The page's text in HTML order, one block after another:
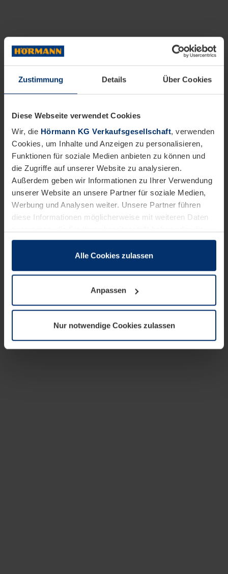
Zustimmung Details Über Cookies
Diese Webseite verwendet Cookies
Wir, die Hörmann KG Verkaufsgesellschaft, verwenden
Cookies, um Inhalte und Anzeigen zu personalisieren,
Funktionen für soziale Medien anbieten zu können und
die Zugriffe auf unserer Website zu analysieren.
Außerdem geben wir Informationen zu Ihrer Verwendung
unserer Website an unsere Partner für soziale Medien,
Werbung und Analysen weiter. Unsere Partner führen
diese Informationen möglicherweise mit weiteren Daten
sie im Rahmen Ihrer Nutzung der Dienste gesammelt
wenn diese für den Betrieb dieser Seite unbedingt
notwendig sind. Für alle anderen Cookie-Typen benötigen
wir Ihre Erlaubnis. Ihre Einwilligung können Sie jederzeit
Datenschutzerklärungunserer Website ändern oder
widerrufen.
Alle Cookies zulassen
Anpassen
Nur notwendige Cookies zulassen